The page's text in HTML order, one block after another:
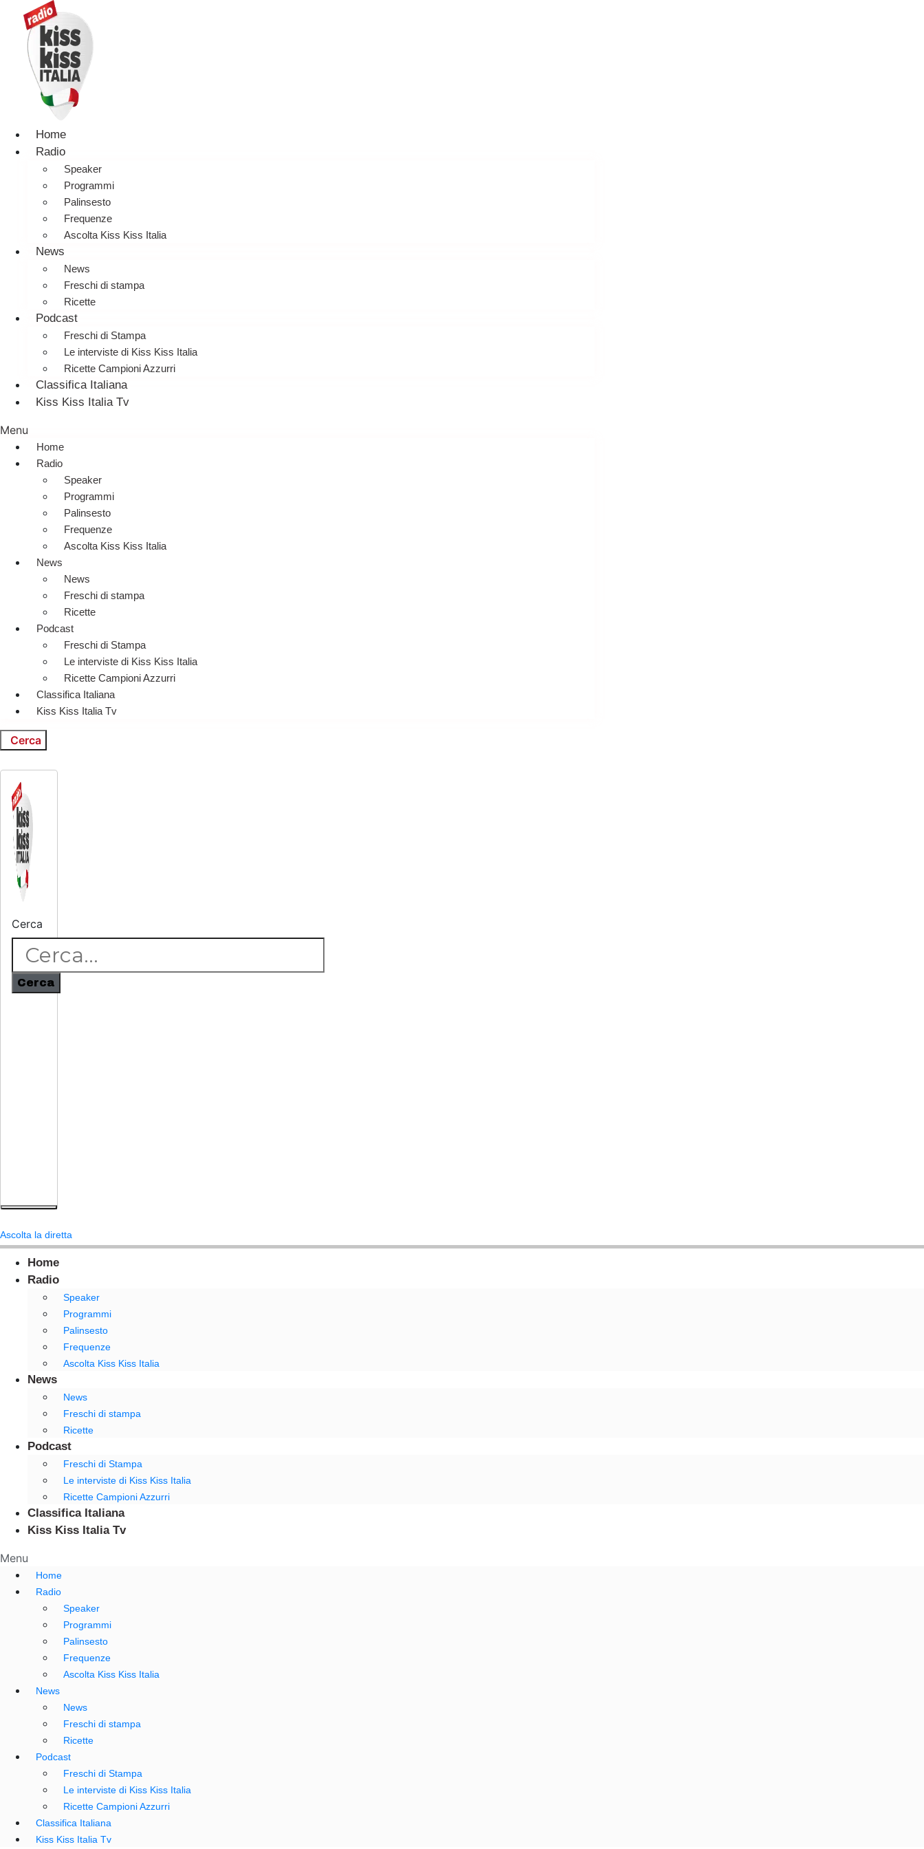
Home
Radio
Speaker
Programmi
Palinsesto
Frequenze
Ascolta Kiss Kiss Italia
News
News
Freschi di stampa
Ricette
Podcast
Freschi di Stampa
Le interviste di Kiss Kiss Italia
Ricette Campioni Azzurri
Classifica Italiana
Kiss Kiss Italia Tv
Menu
Home
Radio
Speaker
Programmi
Palinsesto
Frequenze
Ascolta Kiss Kiss Italia
News
News
Freschi di stampa
Ricette
Podcast
Freschi di Stampa
Le interviste di Kiss Kiss Italia
Ricette Campioni Azzurri
Classifica Italiana
Kiss Kiss Italia Tv
Cerca
Cerca
Cerca
Ascolta la diretta
Home
Radio
Speaker
Programmi
Palinsesto
Frequenze
Ascolta Kiss Kiss Italia
News
News
Freschi di stampa
Ricette
Podcast
Freschi di Stampa
Le interviste di Kiss Kiss Italia
Ricette Campioni Azzurri
Classifica Italiana
Kiss Kiss Italia Tv
Menu
Home
Radio
Speaker
Programmi
Palinsesto
Frequenze
Ascolta Kiss Kiss Italia
News
News
Freschi di stampa
Ricette
Podcast
Freschi di Stampa
Le interviste di Kiss Kiss Italia
Ricette Campioni Azzurri
Classifica Italiana
Kiss Kiss Italia Tv